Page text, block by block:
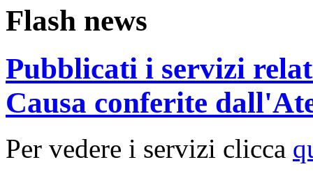
Flash news
Pubblicati i servizi
Causa conferite
Per vedere i servizi clicca